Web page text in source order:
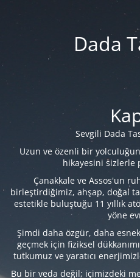
Dada
Sevgili Dada
Uzun ve özenli bir
hikayesini sizlerle
Çanakkale ve Assos'un
birleştirdiğimiz, ahşap, doğal
estetikle buluştuğu 11 yıllık
yöne
Şimdi daha özgür, daha
geçmek için fiziksel
tutkumuz ve yaratıcı
Bu bir veda değil; içimizdeki